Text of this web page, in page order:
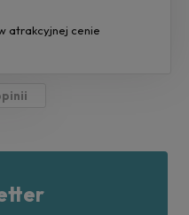
atrakcyjnej cenie